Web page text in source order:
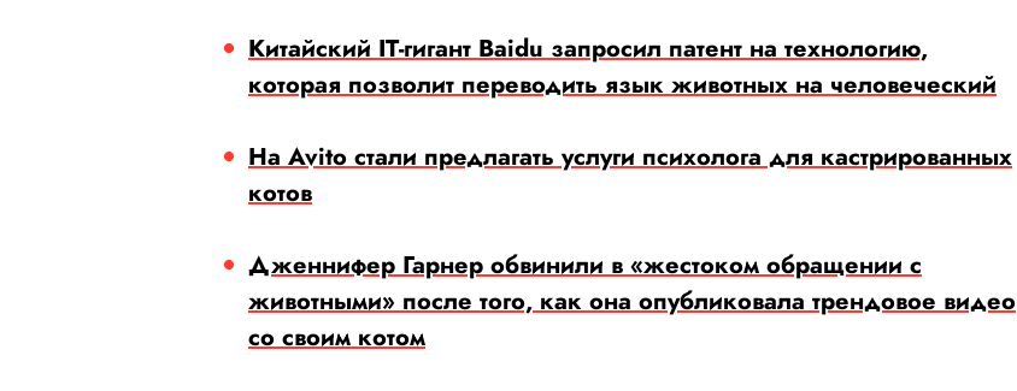
Китайский IT-гигант Baidu запросил патент на технологию,
которая позволит переводить язык животных на человеческий
На Avito стали предлагать услуги психолога для кастрированных
котов
Дженнифер Гарнер обвинили в «жестоком обращении с
животными» после того, как она опубликовала трендовое видео
со своим котом